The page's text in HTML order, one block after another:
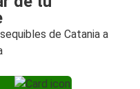
de Catania a